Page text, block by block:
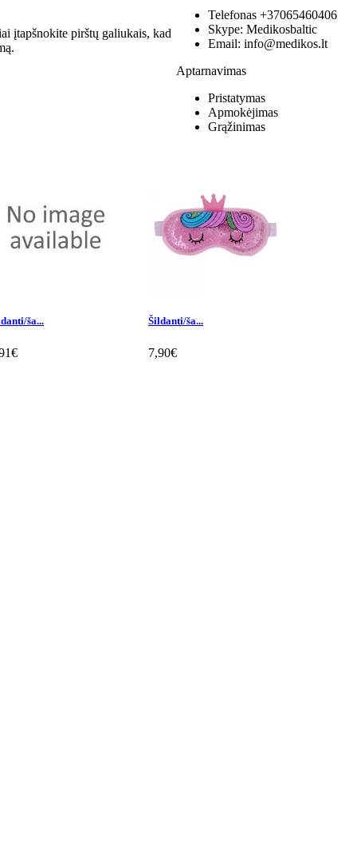
Telefonas +37065460406
Skype: Medikosbaltic
Email: info@medikos.lt
Aptarnavimas
Pristatymas
Apmokėjimas
Grąžinimas
įtapšnokite pirštų galiukais, kad
ša... Šildanti/ša...
7,90€